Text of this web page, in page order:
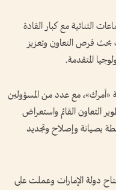
الثنائية مع كبار القادة
فرص التعاون وتعزيز
المتقدمة.
«أمرك»، مع عدد من المسؤولين
القائم واستعراض
بصيانة وإصلاح وتجديد
دولة الإمارات وعملت على